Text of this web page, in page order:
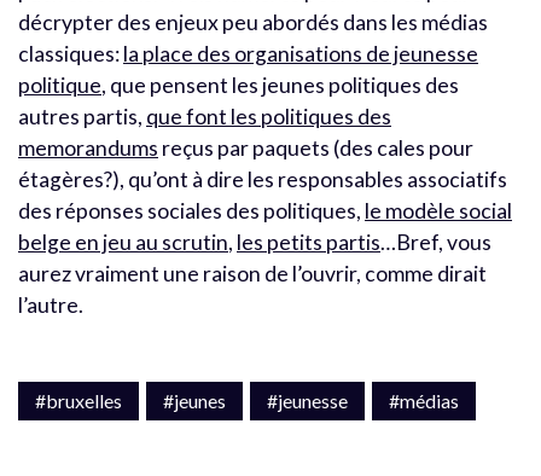
décrypter des enjeux peu abordés dans les médias
classiques:la place des organisations de jeunesse
politique, que pensent les jeunes politiques des
autres partis, que font les politiques des
memorandums reçus par paquets (des cales pour
étagères?), qu’ont à dire les responsables associatifs
des réponses sociales des politiques, le modèle social
belge en jeu au scrutin, les petits partis…Bref, vous
aurez vraiment une raison de l’ouvrir, comme dirait
l’autre.
#bruxelles #jeunes #jeunesse #médias